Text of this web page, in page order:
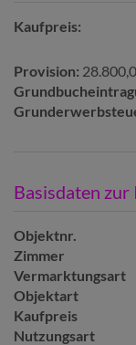
Kaufpreis:
Provision:
Basisdaten
Objektnr.
Zimmer
Vermarktungsart
Objektart
Kaufpreis
Nutzungsart